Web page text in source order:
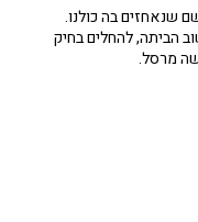
שנאחזים בה כולנו.
הביתה, להחלים בחיק
מרסל.